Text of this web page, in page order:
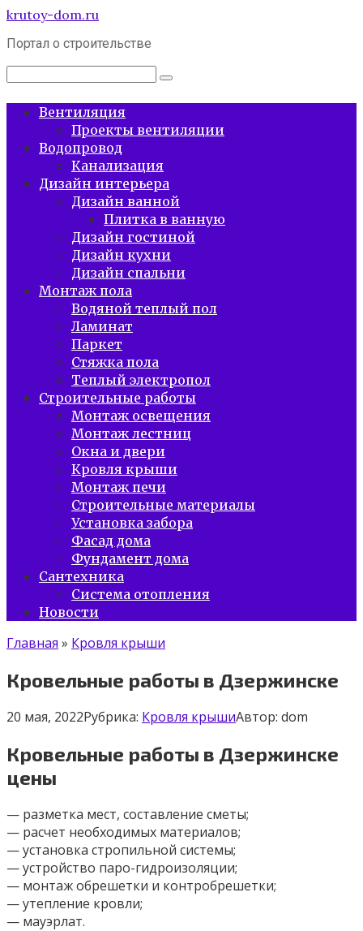
Перейти
контенту
krutoy-dom.ru
Портал о строительстве
Поиск:
Вентиляция
Проекты вентиляции
Водопровод
Канализация
Дизайн интерьера
Дизайн ванной
Плитка в ванную
Дизайн гостиной
Дизайн кухни
Дизайн спальни
Монтаж пола
Водяной теплый пол
Ламинат
Паркет
Стяжка пола
Теплый электропол
Строительные работы
Монтаж освещения
Монтаж лестниц
Окна и двери
Кровля крыши
Монтаж печи
Строительные материалы
Установка забора
Фасад дома
Фундамент дома
Сантехника
Система отопления
Новости
Главная » Кровля крыши
Кровельные работы в Дзержинске
20 мая, 2022Рубрика: Кровля крышиАвтор: dom
Кровельные работы в Дзержинске
цены
— разметка мест, составление сметы;
— расчет необходимых материалов;
— установка стропильной системы;
— устройство паро-гидроизоляции;
— монтаж обрешетки и контробрешетки;
— утепление кровли;
— мауэрлат.